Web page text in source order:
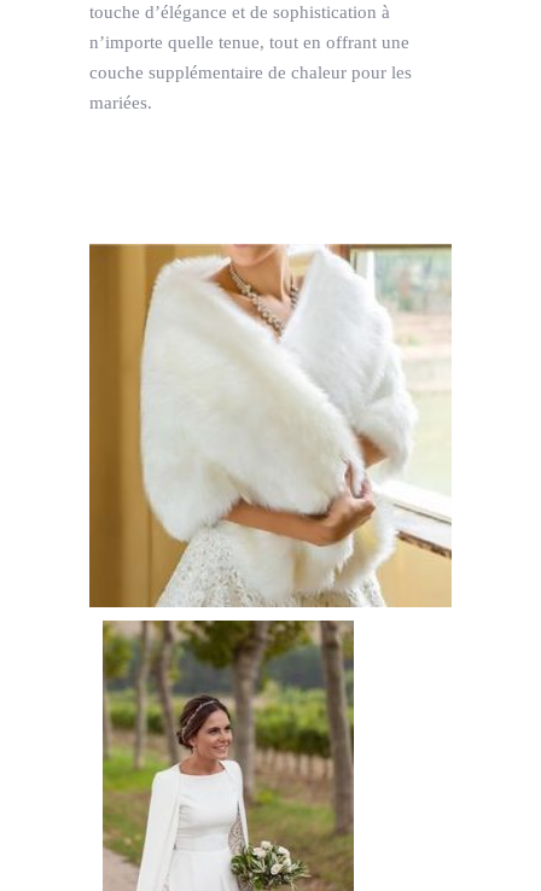
touche d’élégance et de sophistication à
n’importe quelle tenue, tout en offrant une
couche supplémentaire de chaleur pour les
mariées.